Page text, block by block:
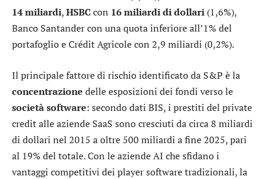
14 miliardi,HSBCcon 16 miliardi di dollari (1,6%),
Banco Santandercon una quota inferiore all’1% del
portafoglio eCrédit Agricolecon 2,9 miliardi (0,2%).
Il principale fattore di rischio identificato da S&P è la
concentrazione delle esposizioni dei fondi verso le
società software: secondo dati BIS, i prestiti del private
credit alle aziende SaaS sono cresciuti da circa 8 miliardi
di dollari nel 2015 a oltre 500 miliardi a fine 2025, pari
al 19% del totale. Con le aziende AI che sfidano i
vantaggi competitivi dei player software tradizionali, la